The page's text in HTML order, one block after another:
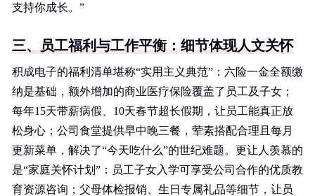
支持你成长。”
三、员工福利与工作平衡：细节体现人文关怀
积成电子的福利清单堪称“实用主义典范”：六险一金全额缴
纳是基础，额外增加的商业医疗保险覆盖了员工及子女；
每年15天带薪病假、10天春节超长假期，让员工能真正放
松身心；公司食堂提供早中晚三餐，荤素搭配合理且每月
更新菜单，解决了“今天吃什么”的世纪难题。更让人羡慕的
是“家庭关怀计划”：员工子女入学可享受公司合作的优质教
育资源咨询；父母体检报销、生日专属礼品等细节，让员